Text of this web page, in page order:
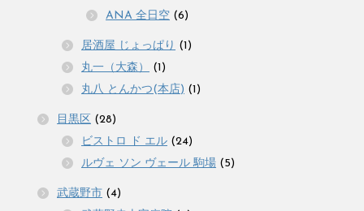
ANA 全日空 (6)
居酒屋 じょっぱり (1)
丸一（大森）
(1)
丸八 とんかつ(本店) (1)
目黒区 (28)
ビストロ ド エル (24)
ルヴェ ソン ヴェール 駒場 (5)
武蔵野市 (4)